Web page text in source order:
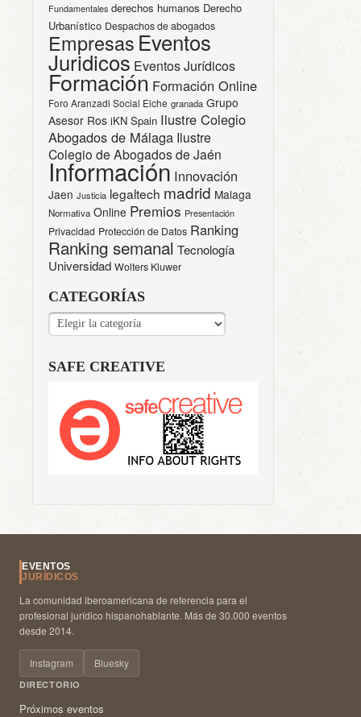
Fundamentales derechos humanos Derecho
Urbanístico Despachos de abogados
Empresas Eventos
Juridicos Eventos Jurídicos
Formación Formación Online
Foro Aranzadi Social Elche granada Grupo
Asesor Ros iKN Spain Ilustre Colegio
Abogados de Málaga Ilustre
Colegio de Abogados de Jaén
Información Innovación
Jaen Justicia legaltech madrid Malaga
Normativa Online Premios Presentación
Privacidad Protección de Datos Ranking
Ranking semanal Tecnología
Universidad Wolters Kluwer
CATEGORÍAS
CATEGORÍAS
SAFE CREATIVE
EVENTOS
JURÍDICOS
La comunidad iberoamericana de referencia para el
profesional jurídico hispanohablante. Más de 30.000 eventos
desde 2014.
Instagram Bluesky
DIRECTORIO
Próximos eventos